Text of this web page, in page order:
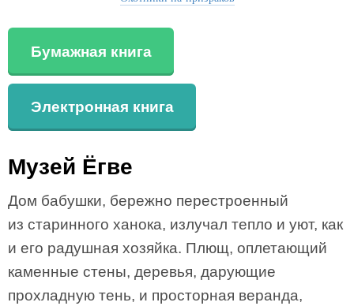
Бумажная книга
Электронная книга
Музей Ёгве
Дом бабушки, бережно перестроенный
из старинного ханока, излучал тепло и уют, как
и его радушная хозяйка. Плющ, оплетающий
каменные стены, деревья, дарующие
прохладную тень, и просторная веранда,